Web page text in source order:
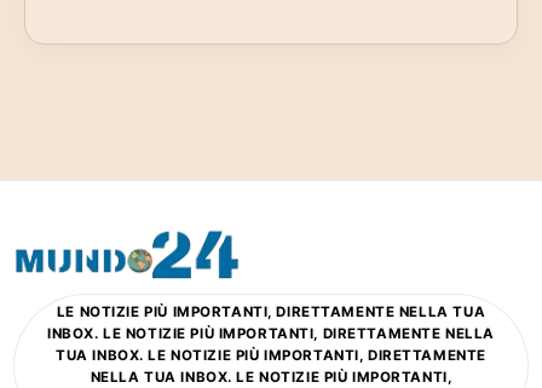
LE NOTIZIE PIÙ IMPORTANTI, DIRETTAMENTE NELLA TUA
INBOX. LE NOTIZIE PIÙ IMPORTANTI, DIRETTAMENTE NELLA
TUA INBOX. LE NOTIZIE PIÙ IMPORTANTI, DIRETTAMENTE
NELLA TUA INBOX. LE NOTIZIE PIÙ IMPORTANTI,